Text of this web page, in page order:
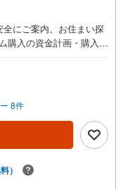
にご案内。お住まい探
購入の資金計画・購入か
自分の目で確認するこ
し物件状態を調査致し
フローの作成無料でで
弊社仲介にてご契約頂
料をお支払い！詳しくは
店舗開店！■西武新宿線
』実施しております！■
8件
）